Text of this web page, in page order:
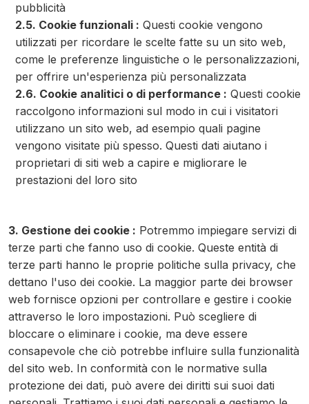
pubblicità
2.5. Cookie funzionali : Questi cookie vengono
utilizzati per ricordare le scelte fatte su un sito web,
come le preferenze linguistiche o le personalizzazioni,
per offrire un'esperienza più personalizzata
2.6. Cookie analitici o di performance : Questi cookie
raccolgono informazioni sul modo in cui i visitatori
utilizzano un sito web, ad esempio quali pagine
vengono visitate più spesso. Questi dati aiutano i
proprietari di siti web a capire e migliorare le
prestazioni del loro sito
3. Gestione dei cookie : Potremmo impiegare servizi di
terze parti che fanno uso di cookie. Queste entità di
terze parti hanno le proprie politiche sulla privacy, che
dettano l'uso dei cookie. La maggior parte dei browser
web fornisce opzioni per controllare e gestire i cookie
attraverso le loro impostazioni. Può scegliere di
bloccare o eliminare i cookie, ma deve essere
consapevole che ciò potrebbe influire sulla funzionalità
del sito web. In conformità con le normative sulla
protezione dei dati, può avere dei diritti sui suoi dati